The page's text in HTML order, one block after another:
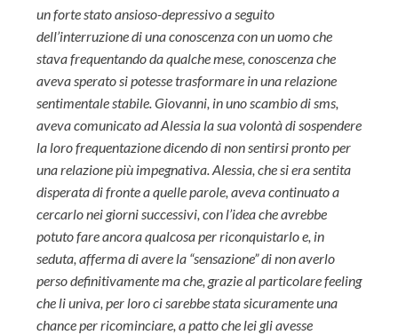
un forte stato ansioso-depressivo a seguito
dell’interruzione di una conoscenza con un uomo che
stava frequentando da qualche mese, conoscenza che
aveva sperato si potesse trasformare in una relazione
sentimentale stabile. Giovanni, in uno scambio di sms,
aveva comunicato ad Alessia la sua volontà di sospendere
la loro frequentazione dicendo di non sentirsi pronto per
una relazione più impegnativa. Alessia, che si era sentita
disperata di fronte a quelle parole, aveva continuato a
cercarlo nei giorni successivi, con l’idea che avrebbe
potuto fare ancora qualcosa per riconquistarlo e, in
seduta, afferma di avere la “sensazione” di non averlo
perso definitivamente ma che, grazie al particolare feeling
che li univa, per loro ci sarebbe stata sicuramente una
chance per ricominciare, a patto che lei gli avesse